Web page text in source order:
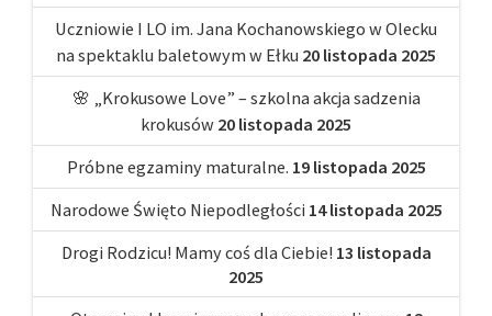
Uczniowie I LO im. Jana Kochanowskiego w Olecku
na spektaklu baletowym w Ełku 20 listopada 2025
🌸 „Krokusowe Love” – szkolna akcja sadzenia
krokusów 20 listopada 2025
Próbne egzaminy maturalne. 19 listopada 2025
Narodowe Święto Niepodległości 14 listopada 2025
Drogi Rodzicu! Mamy coś dla Ciebie! 13 listopada
2025